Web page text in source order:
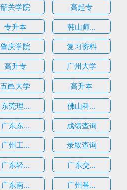
韶关学院
高起专
专升本
韩山师...
肇庆学院
复习资料
高升专
广州大学
五邑大学
高升本
东莞理...
佛山科...
广东东...
成绩查询
广州工...
录取查询
广东轻...
广东交...
广东南...
广州番...